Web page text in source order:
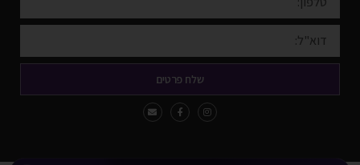
שלח פרטים